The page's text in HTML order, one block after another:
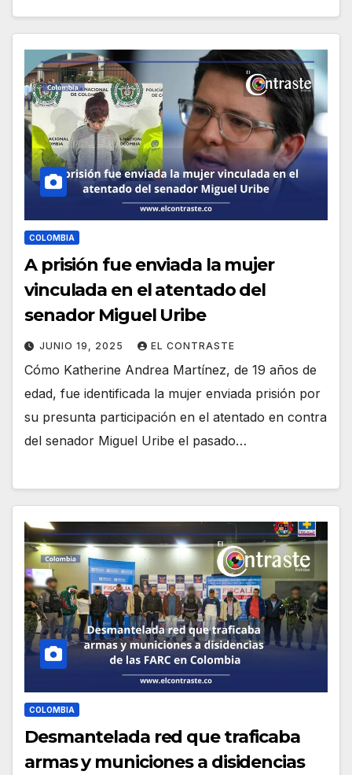
COLOMBIA
A prisión fue enviada la mujer
vinculada en el atentado del
senador Miguel Uribe
JUNIO 19, 2025 EL CONTRASTE
Cómo Katherine Andrea Martínez, de 19 años de
edad, fue identificada la mujer enviada prisión por
su presunta participación en el atentado en contra
del senador Miguel Uribe el pasado…
COLOMBIA
Desmantelada red que traficaba
armas y municiones a disidencias